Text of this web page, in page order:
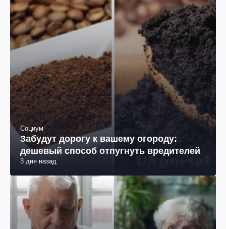
Социум
Забудут дорогу к вашему огороду:
дешевый способ отпугнуть вредителей
3 дня назад